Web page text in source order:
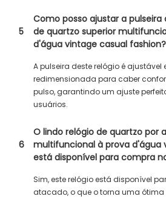
5
Como posso ajustar a pulseira
de quartzo superior
d'água vintage casual fashion?
A pulseira deste relógio é ajustável
redimensionada para caber
pulso, garantindo um ajuste
usuários.
6
O lindo relógio de quartzo por
multifuncional à prova d'água
está disponível para compra
Sim, este relógio está disponível
atacado, o que o torna uma